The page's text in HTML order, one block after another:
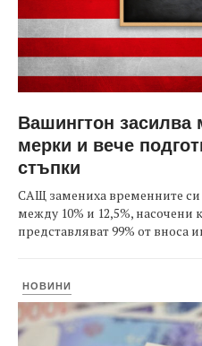
Вашингтон засилва
мерки и вече
стъпки
САЩ замениха временните си
между 10% и 12,5%,
представляват 99% от вноса
НОВИНИ